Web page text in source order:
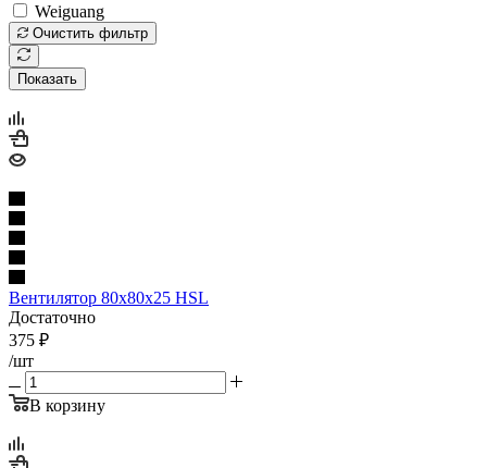
Weiguang
Очистить фильтр
Показать
Вентилятор 80x80x25 HSL
Достаточно
375 ₽
/шт
В корзину